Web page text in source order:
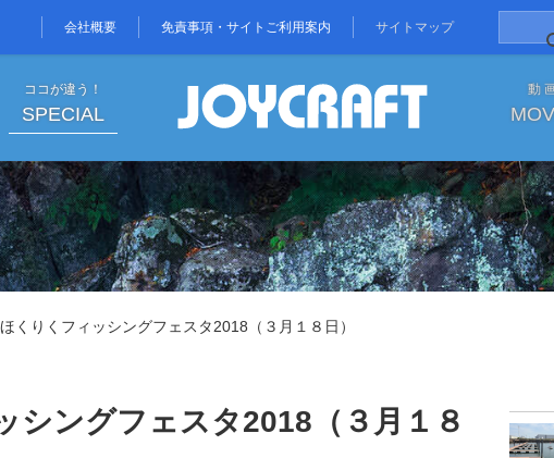
ココが違う！
SPECIAL
動
会社概要 免責事項・サイトご利用案内 サイトマップ
ッシングフェスタ2018（３月１
ほくりくフィッシングフェスタ2018（３月１８日）
シングフェスタ2018（３月１８